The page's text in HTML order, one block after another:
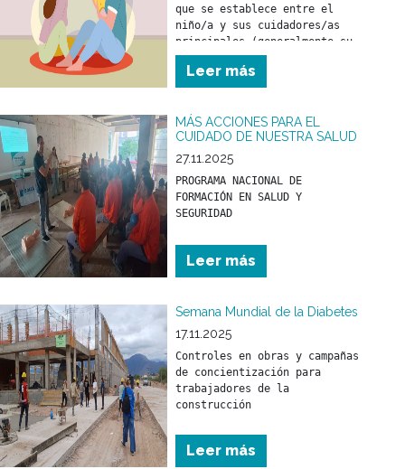
que se establece entre el
niño/a y sus cuidadores/as
principales (generalmente su
madre y/o padre) desde los
primeros meses de vida.
Leer más
MÁS ACCIONES PARA EL
CUIDADO DE NUESTRA SALUD
27.11.2025
PROGRAMA NACIONAL DE
FORMACIÓN EN SALUD Y
SEGURIDAD
Leer más
Semana Mundial de la Diabetes
17.11.2025
Controles en obras y campañas
de concientización para
trabajadores de la
construcción
Leer más